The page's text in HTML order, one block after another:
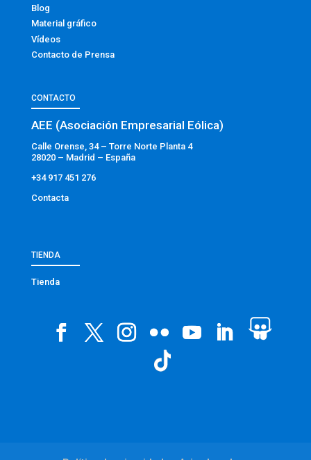
Blog
Material gráfico
Vídeos
Contacto de Prensa
CONTACTO
AEE (Asociación Empresarial Eólica)
Calle Orense, 34 – Torre Norte Planta 4
28020 – Madrid – España
+34 917 451 276
Contacta
TIENDA
Tienda